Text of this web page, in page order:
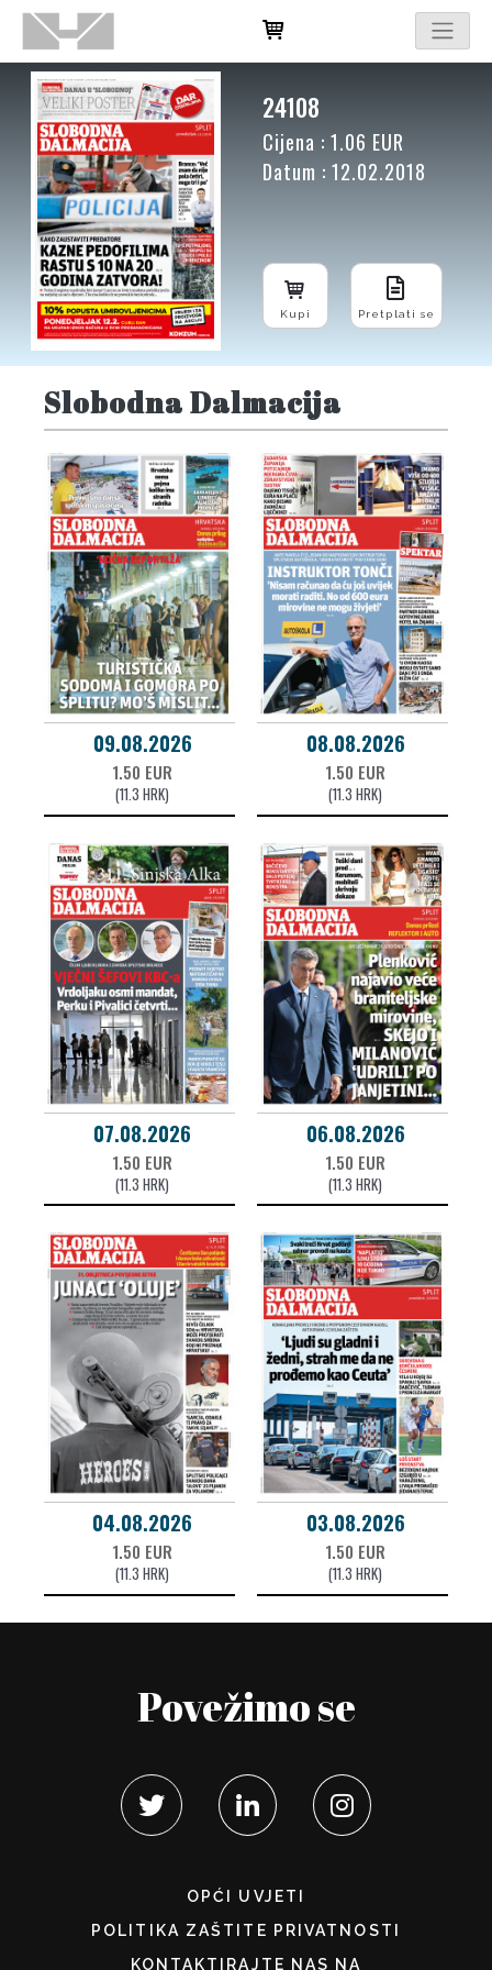
24108
Cijena : 1.06 EUR
Datum : 12.02.2018
Kupi Pretplati se
Slobodna Dalmacija
09.08.2026
1.50 EUR
(11.3 HRK)
08.08.2026
1.50 EUR
(11.3 HRK)
07.08.2026
1.50 EUR
(11.3 HRK)
06.08.2026
1.50 EUR
(11.3 HRK)
04.08.2026
1.50 EUR
(11.3 HRK)
03.08.2026
1.50 EUR
(11.3 HRK)
Povežimo se
OPĆI UVJETI
POLITIKA ZAŠTITE PRIVATNOSTI
KONTAKTIRAJTE NAS NA